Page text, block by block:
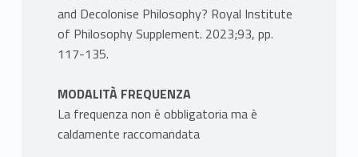
and Decolonise Philosophy? Royal Institute
of Philosophy Supplement. 2023;93, pp.
117-135.
MODALITÀ FREQUENZA
La frequenza non è obbligatoria ma è
caldamente raccomandata